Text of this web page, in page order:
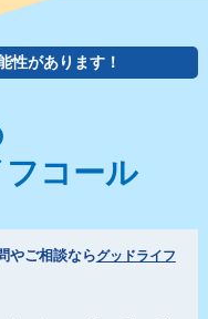
性があります！
コール
やご相談ならグッドライフ